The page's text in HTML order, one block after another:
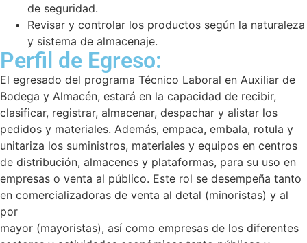
de seguridad.
Revisar y controlar los productos según la naturaleza
y sistema de almacenaje.
Perfil de Egreso:
El egresado del programa Técnico Laboral en Auxiliar de
Bodega y Almacén, estará en la capacidad de recibir,
clasificar, registrar, almacenar, despachar y alistar los
pedidos y materiales. Además, empaca, embala, rotula y
unitariza los suministros, materiales y equipos en centros
de distribución, almacenes y plataformas, para su uso en
empresas o venta al público. Este rol se desempeña tanto
en comercializadoras de venta al detal (minoristas) y al
por
mayor (mayoristas), así como empresas de los diferentes